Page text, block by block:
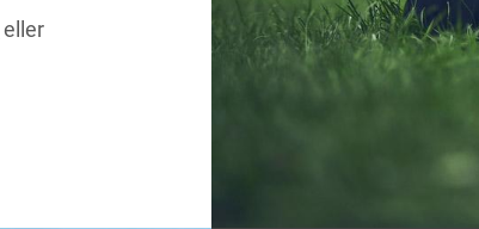
eller